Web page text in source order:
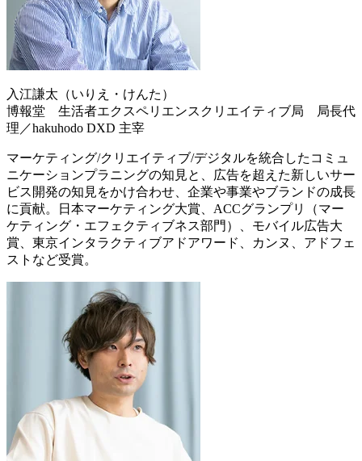
入江謙太（いりえ・けんた）
博報堂 生活者エクスペリエンスクリエイティブ局 局長代
理／hakuhodo DXD 主宰
マーケティング/クリエイティブ/デジタルを統合したコミュ
ニケーションプラニングの知見と、広告を超えた新しいサー
ビス開発の知見をかけ合わせ、企業や事業やブランドの成長
に貢献。日本マーケティング大賞、ACCグランプリ（マー
ケティング・エフェクティブネス部門）、モバイル広告大
賞、東京インタラクティブアドアワード、カンヌ、アドフェ
ストなど受賞。